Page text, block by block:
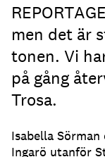
men det är
tonen. Vi
på gång
Trosa.
Isabella
Ingarö utanför